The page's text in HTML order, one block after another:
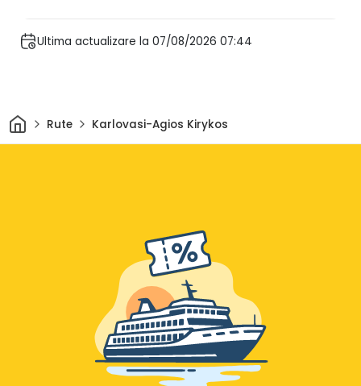
Ultima actualizare la 07/08/2026 07:44
AcasăRute Karlovasi-Agios Kirykos